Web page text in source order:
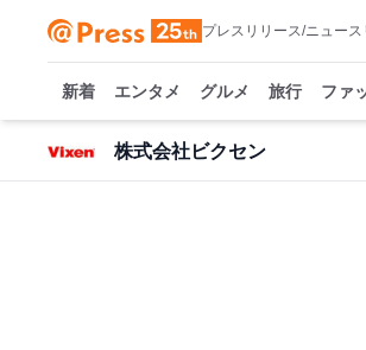
プレスリリース/ニュー
新着 エンタメ グルメ 旅行 ファ
株式会社ビクセン